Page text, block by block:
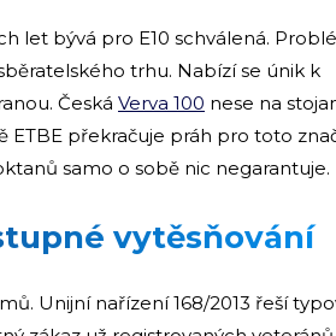
let bývá pro E10 schválená.
trhu. Nabízí se únik k
Česká Verva 100 nese na
ETBE překračuje práh pro toto
samo o sobě nic negarantuje.
vytěsňování
Unijní nařízení 168/2013 řeší